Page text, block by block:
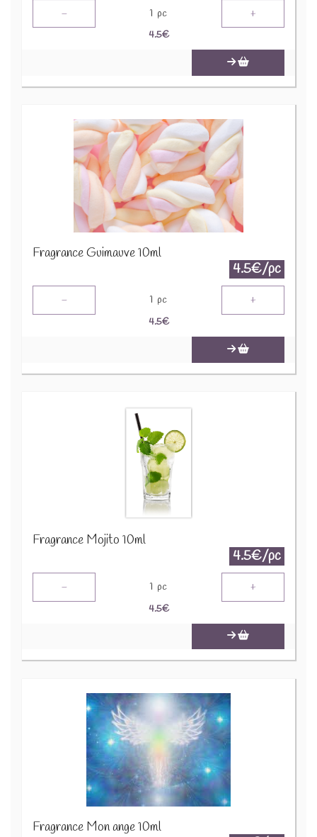
- 1 pc +
4.5€
Fragrance Guimauve 10ml
4.5€/pc
- 1 pc +
4.5€
Fragrance Mojito 10ml
4.5€/pc
- 1 pc +
4.5€
Fragrance Mon ange 10ml